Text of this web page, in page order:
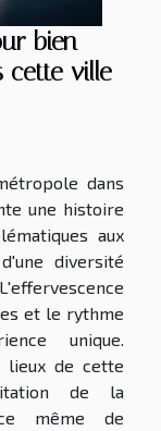
bien
cette ville
dans
une histoire
aux
diversité
et le rythme
unique.
lieux de cette
de la
même de